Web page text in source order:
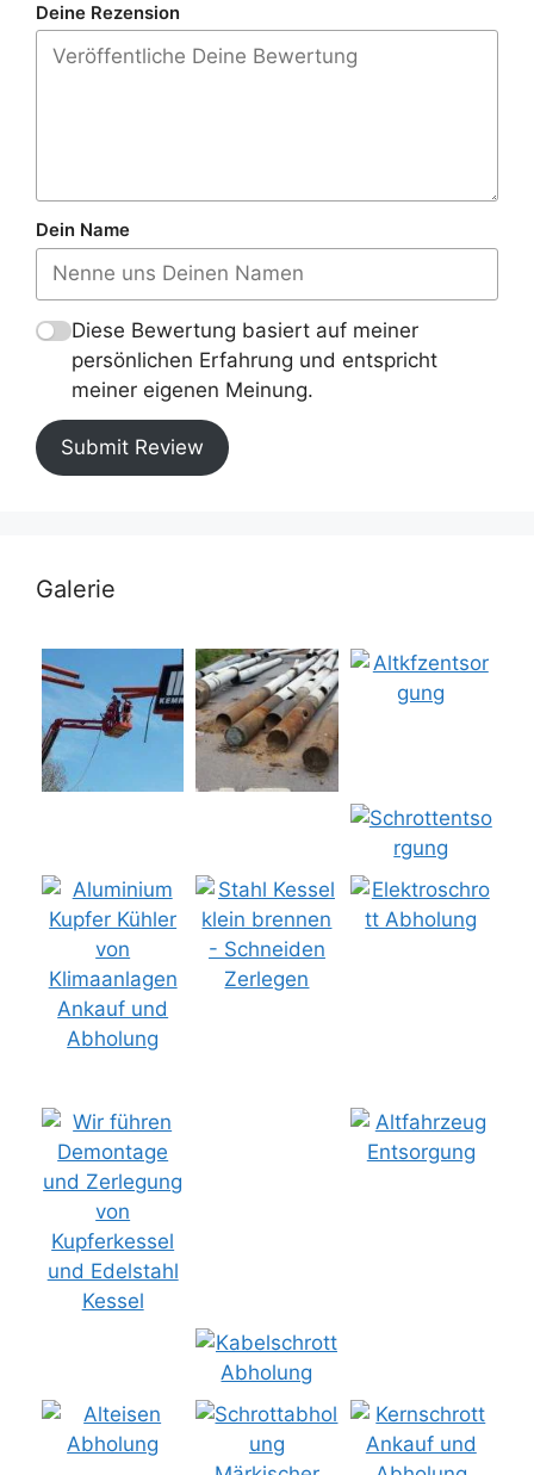
Deine Rezension
Dein Name
Diese Bewertung basiert auf meiner
persönlichen Erfahrung und entspricht
meiner eigenen Meinung.
Submit Review
Galerie